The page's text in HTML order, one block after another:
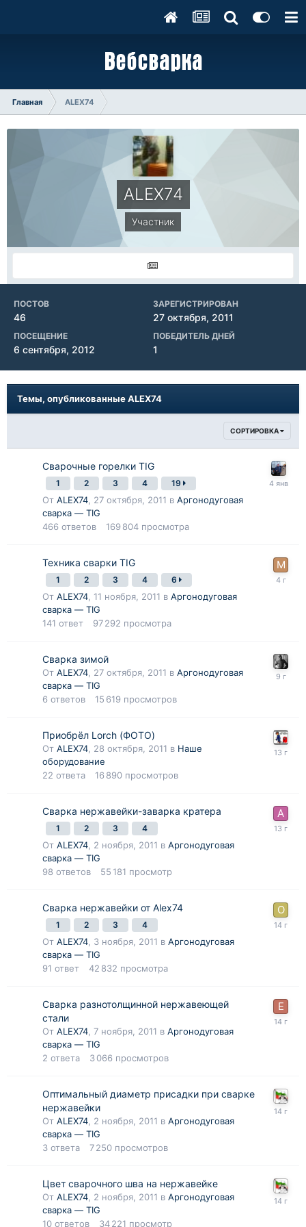
Главная ALEX74
ALEX74
Участник
ПОСТОВ
46
ЗАРЕГИСТРИРОВАН
27 октября, 2011
ПОСЕЩЕНИЕ
6 сентября, 2012
ПОБЕДИТЕЛЬ ДНЕЙ
1
Темы, опубликованные ALEX74
СОРТИРОВКА
Сварочные горелки TIG
1 2 3 4 19
От ALEX74 27 октября, 2011 в Аргонодуговая
сварка — TIG
466 ответов 169 804 просмотра
Техника сварки TIG
1 2 3 4 6
От ALEX74 11 ноября, 2011 в Аргонодуговая
сварка — TIG
141 ответ 97 292 просмотра
Сварка зимой
От ALEX74 27 октября, 2011 в Аргонодуговая
сварка — TIG
6 ответов 15 619 просмотров
Приобрёл Lorch (ФОТО)
От ALEX74 28 октября, 2011 в Наше
оборудование
22 ответа 16 890 просмотров
Сварка нержавейки-заварка кратера
1 2 3 4
От ALEX74 2 ноября, 2011 в Аргонодуговая
сварка — TIG
98 ответов 55 181 просмотр
Сварка нержавейки от Alex74
1 2 3 4
От ALEX74 3 ноября, 2011 в Аргонодуговая
сварка — TIG
91 ответ 42 832 просмотра
Сварка разнотолщинной нержавеющей
стали
От ALEX74 7 ноября, 2011 в Аргонодуговая
сварка — TIG
2 ответа 3 066 просмотров
Оптимальный диаметр присадки при сварке
нержавейки
От ALEX74 2 ноября, 2011 в Аргонодуговая
сварка — TIG
3 ответа 7 250 просмотров
Цвет сварочного шва на нержавейке
От ALEX74 2 ноября, 2011 в Аргонодуговая
сварка — TIG
10 ответов 34 221 просмотр